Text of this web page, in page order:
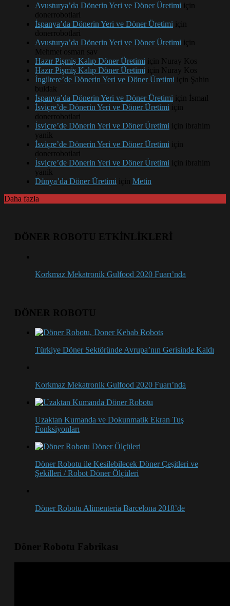
Avusturya’da Dönerin Yeri ve Döner Üretimi için
donerrobotlari
İspanya’da Dönerin Yeri ve Döner Üretimi için
donerrobotlari
Avusturya’da Dönerin Yeri ve Döner Üretimi için
Mehmet osman sav
Hazır Pişmiş Kalıp Döner Üretimi için
Nuray Kos
Hazır Pişmiş Kalıp Döner Üretimi için
Nuray Kos
İngiltere’de Dönerin Yeri ve Döner Üretimi için
Şahin
buldak
İspanya’da Dönerin Yeri ve Döner Üretimi için
İsmaıl
İsviçre’de Dönerin Yeri ve Döner Üretimi için
donerrobotlari
İsviçre’de Dönerin Yeri ve Döner Üretimi için
ibrahim
yanik
İsviçre’de Dönerin Yeri ve Döner Üretimi için
donerrobotlari
İsviçre’de Dönerin Yeri ve Döner Üretimi için
ibrahim
yanik
Dünya’da Döner Üretimi için Metin
Daha fazla
DÖNER ROBOTU ETKİNLİKLERİ
Korkmaz Mekatronik Gulfood 2020 Fuarı’nda
DÖNER ROBOTU
Türkiye Döner Sektöründe Avrupa’nın Gerisinde Kaldı
Korkmaz Mekatronik Gulfood 2020 Fuarı’nda
Uzaktan Kumanda ve Dokunmatik Ekran Tuş
Fonksiyonları
Döner Robotu ile Kesilebilecek Döner Çeşitleri ve
Şekilleri / Robot Döner Ölçüleri
Döner Robotu Alimenteria Barcelona 2018’de
Döner Robotu Fabrikası